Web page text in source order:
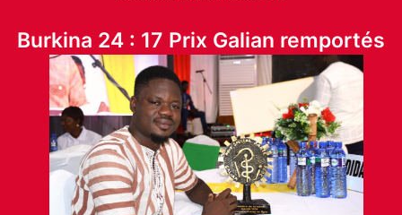
Burkina 24 : 17 Prix Galian remportés